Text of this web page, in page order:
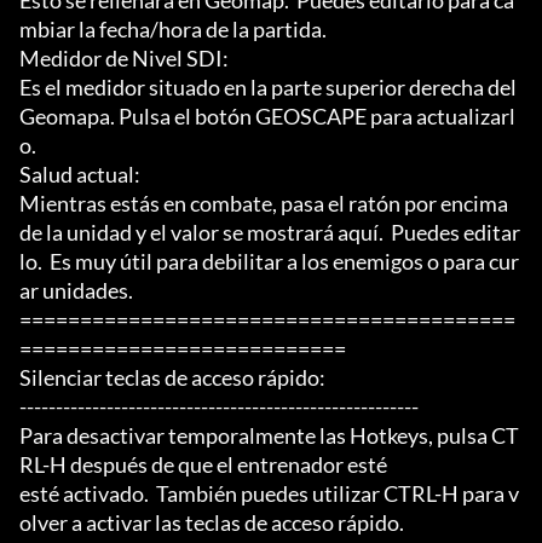
mbiar la fecha/hora de la partida.
Medidor de Nivel SDI:
Es el medidor situado en la parte superior derecha del
Geomapa. Pulsa el botón GEOSCAPE para actualizarl
o.
Salud actual:
Mientras estás en combate, pasa el ratón por encima
de la unidad y el valor se mostrará aquí.  Puedes editar
lo.  Es muy útil para debilitar a los enemigos o para cur
ar unidades.
=========================================
===========================
Silenciar teclas de acceso rápido:
-------------------------------------------------------
Para desactivar temporalmente las Hotkeys, pulsa CT
RL-H después de que el entrenador esté
esté activado.  También puedes utilizar CTRL-H para v
olver a activar las teclas de acceso rápido.